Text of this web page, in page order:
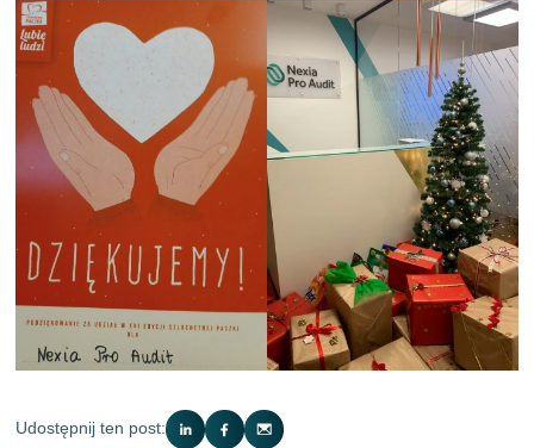
Udostępnij ten post: